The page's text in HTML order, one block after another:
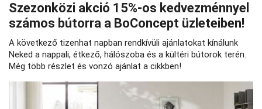
Szezonközi akció 15%-os kedvezménnyel
számos bútorra a BoConcept üzleteiben!
A következő tizenhat napban rendkívüli ajánlatokat kínálunk
Neked a nappali, étkező, hálószoba és a kültéri bútorok terén.
Még több részlet és vonzó ajánlat a cikkben!